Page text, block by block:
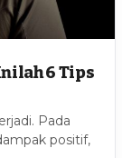
6 Tips
Pada
positif,